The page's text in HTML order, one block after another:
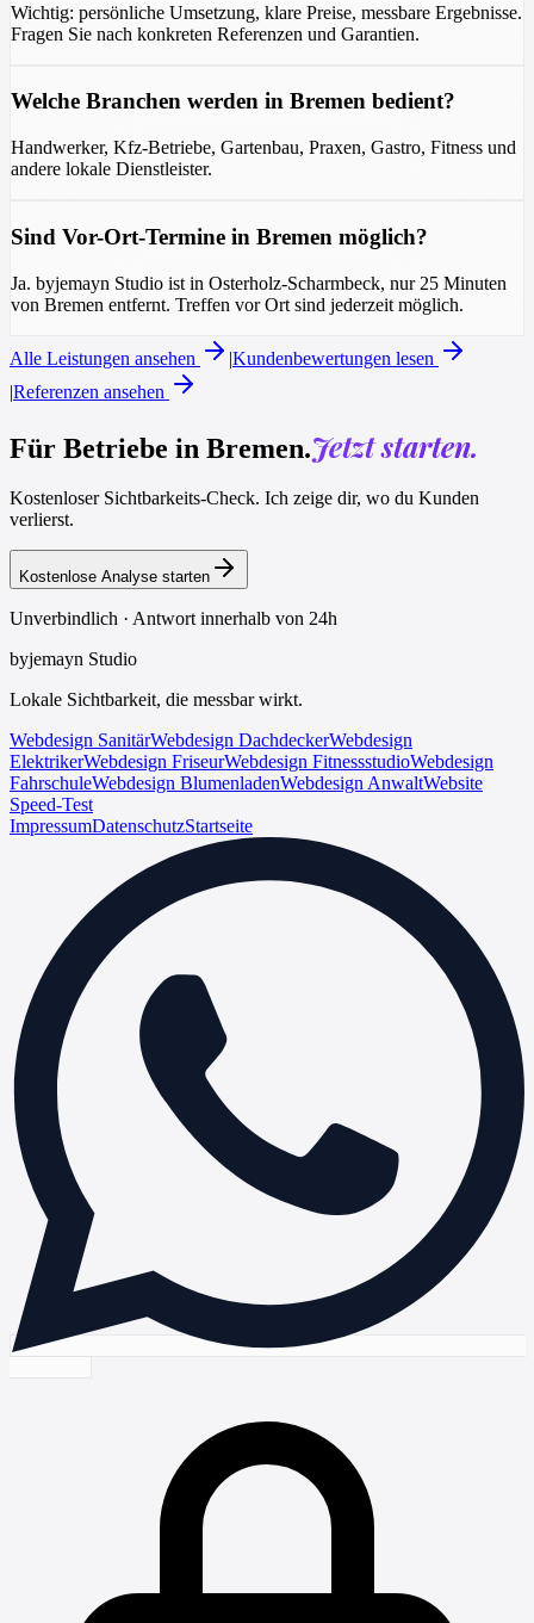
Wichtig: persönliche Umsetzung, klare Preise, messbare Ergebnisse.
Fragen Sie nach konkreten Referenzen und Garantien.
Welche Branchen werden in Bremen bedient?
Handwerker, Kfz-Betriebe, Gartenbau, Praxen, Gastro, Fitness und
andere lokale Dienstleister.
Sind Vor-Ort-Termine in Bremen möglich?
Ja. byjemayn Studio ist in Osterholz-Scharmbeck, nur 25 Minuten
von Bremen entfernt. Treffen vor Ort sind jederzeit möglich.
Alle Leistungen ansehen |Kundenbewertungen lesen
|Referenzen ansehen
Für Betriebe in Bremen.Jetzt starten.
Kostenloser Sichtbarkeits-Check. Ich zeige dir, wo du Kunden
verlierst.
Kostenlose Analyse starten
Unverbindlich · Antwort innerhalb von 24h
byjemayn Studio
Lokale Sichtbarkeit, die messbar wirkt.
Webdesign SanitärWebdesign DachdeckerWebdesign
ElektrikerWebdesign FriseurWebdesign FitnessstudioWebdesign
FahrschuleWebdesign BlumenladenWebdesign AnwaltWebsite
Speed-Test
ImpressumDatenschutzStartseite